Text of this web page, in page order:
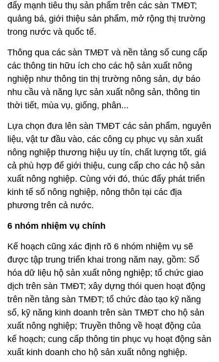
đẩy mạnh tiêu thụ sản phẩm trên các sàn TMĐT;
quảng bá, giới thiệu sản phẩm, mở rộng thị trường
trong nước và quốc tế.
Thông qua các sàn TMĐT và nền tảng số cung cấp
các thông tin hữu ích cho các hộ sản xuất nông
nghiệp như thông tin thị trường nông sản, dự báo
nhu cầu và năng lực sản xuất nông sản, thông tin
thời tiết, mùa vụ, giống, phân...
Lựa chọn đưa lên sàn TMĐT các sản phẩm, nguyên
liệu, vật tư đầu vào, các công cụ phục vụ sản xuất
nông nghiệp thương hiệu uy tín, chất lượng tốt, giá
cả phù hợp để giới thiệu, cung cấp cho các hộ sản
xuất nông nghiệp. Cùng với đó, thúc đẩy phát triển
kinh tế số nông nghiệp, nông thôn tại các địa
phương trên cả nước.
6 nhóm nhiệm vụ chính
Kế hoạch cũng xác định rõ 6 nhóm nhiệm vụ sẽ
được tập trung triển khai trong năm nay, gồm: Số
hóa dữ liệu hộ sản xuất nông nghiệp; tổ chức giao
dịch trên sàn TMĐT; xây dựng thói quen hoạt động
trên nền tảng sàn TMĐT; tổ chức đào tạo kỹ năng
số, kỹ năng kinh doanh trên sàn TMĐT cho hộ sản
xuất nông nghiệp; Truyền thông về hoạt động của
kế hoạch; cung cấp thông tin phục vụ hoạt động sản
xuất kinh doanh cho hộ sản xuất nông nghiệp.